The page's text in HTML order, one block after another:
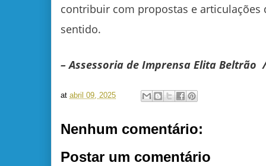
contribuir com propostas e articulações
sentido.
– Assessoria de Imprensa Elita Beltrão
at abril 09, 2025
Nenhum comentário:
Postar um comentário